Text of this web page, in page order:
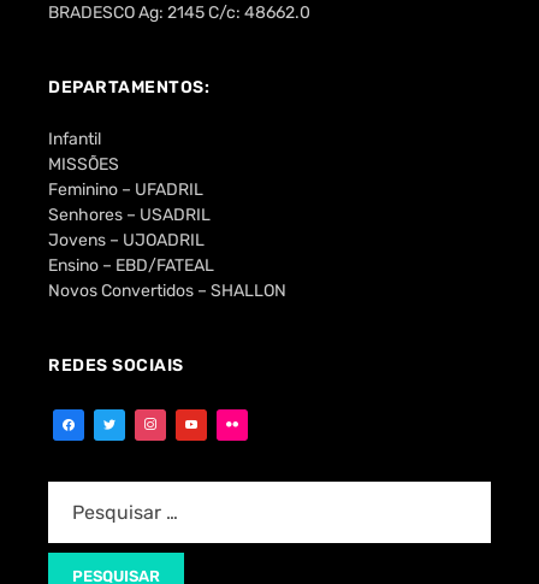
BRADESCO Ag: 2145 C/c: 48662.0
DEPARTAMENTOS:
Infantil
MISSÕES
Feminino – UFADRIL
Senhores – USADRIL
Jovens – UJOADRIL
Ensino – EBD/FATEAL
Novos Convertidos – SHALLON
REDES SOCIAIS